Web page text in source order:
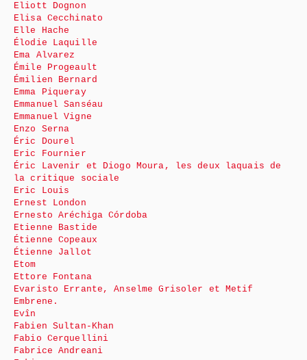
Eliott Dognon
Elisa Cecchinato
Elle Hache
Élodie Laquille
Ema Alvarez
Émile Progeault
Émilien Bernard
Emma Piqueray
Emmanuel Sanséau
Emmanuel Vigne
Enzo Serna
Éric Dourel
Eric Fournier
Éric Lavenir et Diogo Moura, les deux laquais de
la critique sociale
Eric Louis
Ernest London
Ernesto Aréchiga Córdoba
Etienne Bastide
Étienne Copeaux
Étienne Jallot
Etom
Ettore Fontana
Evaristo Errante, Anselme Grisoler et Metif
Embrene.
Evîn
Fabien Sultan-Khan
Fabio Cerquellini
Fabrice Andreani